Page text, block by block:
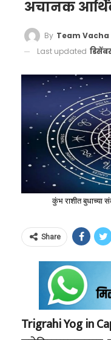
अचानक
By Team Vacha
Last updated
कुंभ राशीत बुधाच्या
Share
Trigrahi Yog in